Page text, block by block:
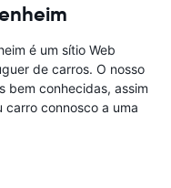
é um sítio Web
de carros. O nosso
bem conhecidas, assim
connosco a uma